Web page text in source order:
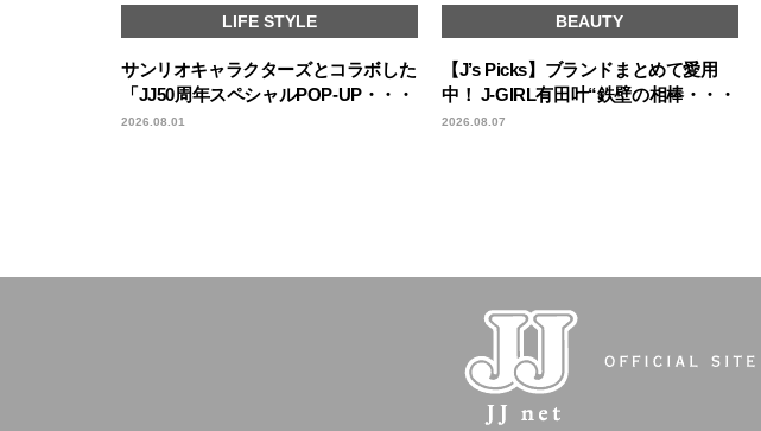
LIFE STYLE
サンリオキャラクターズとコラボした
「JJ50周年スペシャルPOP-UP・・・
2026.08.01
BEAUTY
【J’s Picks】ブランドまとめて愛用
中！ J-GIRL有田叶“鉄壁の相棒・・・
2026.08.07